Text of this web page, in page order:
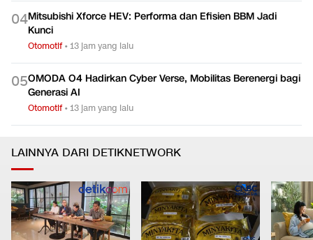
04Mitsubishi Xforce HEV: Performa dan Efisien BBM Jadi
Kunci
Otomotif•13 jam yang lalu
05OMODA O4 Hadirkan Cyber Verse, Mobilitas Berenergi bagi
Generasi AI
Otomotif•13 jam yang lalu
LAINNYA DARI DETIKNETWORK